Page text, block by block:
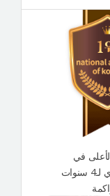
في
عمليات الثدي لـ4 سنوات